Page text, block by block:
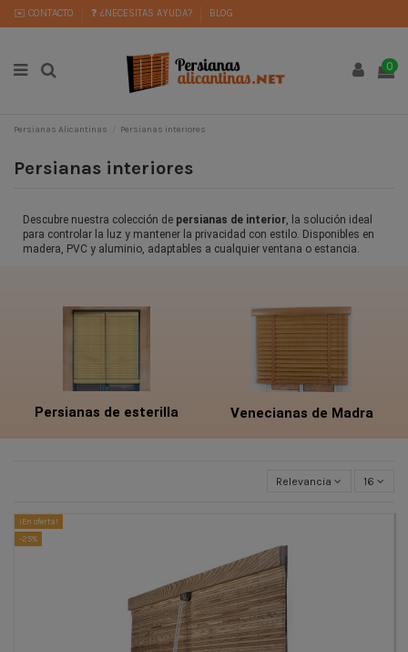
✉️ CONTACTO ❓ ¿NECESITAS AYUDA? BLOG
0
Persianas Alicantinas Persianas interiores
Persianas interiores
Descubre nuestra colección de persianas de interior, la solución ideal
para controlar la luz y mantener la privacidad con estilo. Disponibles en
madera, PVC y aluminio, adaptables a cualquier ventana o estancia.
Persianas de esterilla Venecianas de Madra
Relevancia 16
¡En oferta!
-25%